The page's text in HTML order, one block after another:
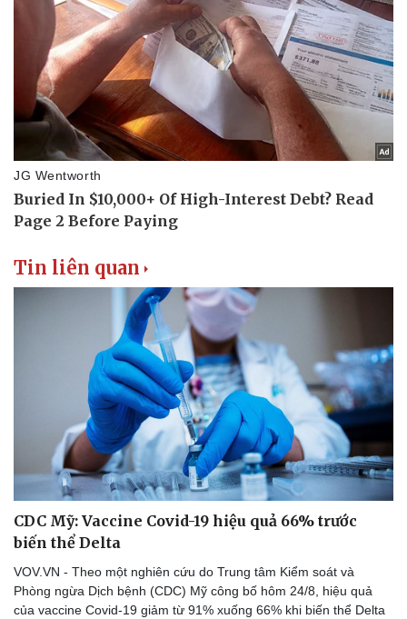
Sân khấu - Điện ảnh
Văn học
Âm nhạc
Di sản
Giải trí
Nghệ sĩ
Sao Việt
Tin liên quan
CDC Mỹ: Vaccine Covid-19 hiệu quả 66% trước
biến thể Delta
VOV.VN - Theo một nghiên cứu do Trung tâm Kiểm soát và
Phòng ngừa Dịch bệnh (CDC) Mỹ công bố hôm 24/8, hiệu quả
của vaccine Covid-19 giảm từ 91% xuống 66% khi biến thể Delta